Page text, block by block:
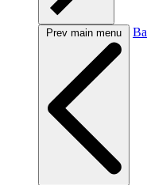
Prev main menu